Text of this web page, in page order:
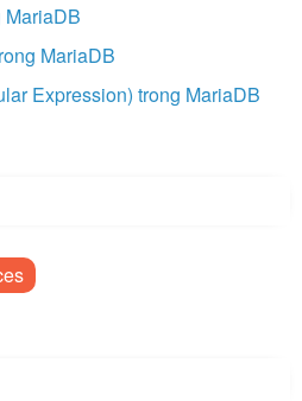
MariaDB
MariaDB
Expression) trong MariaDB